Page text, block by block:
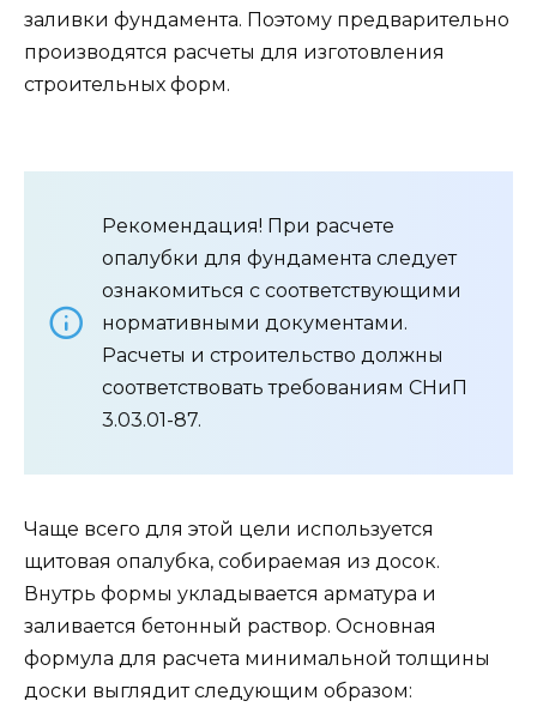
заливки фундамента. Поэтому предварительно
производятся расчеты для изготовления
строительных форм.
Рекомендация! При расчете
опалубки для фундамента следует
ознакомиться с соответствующими
нормативными документами.
Расчеты и строительство должны
соответствовать требованиям СНиП
3.03.01-87.
Чаще всего для этой цели используется
щитовая опалубка, собираемая из досок.
Внутрь формы укладывается арматура и
заливается бетонный раствор. Основная
формула для расчета минимальной толщины
доски выглядит следующим образом: